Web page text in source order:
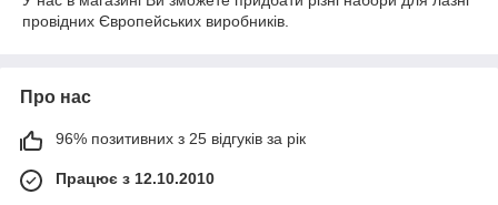
провідних Європейських виробників.
Про нас
96% позитивних з 25 відгуків за рік
Працює з 12.10.2010